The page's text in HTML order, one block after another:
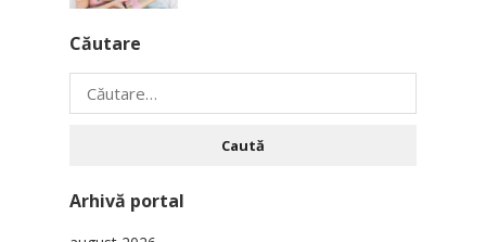
Căutare
Caută
după:
Arhivă portal